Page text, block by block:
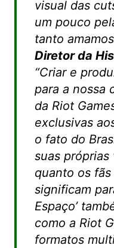
visual das
um pouco
tanto
Diretor da
“Criar e
para a nossa
da Riot
exclusivas
o fato do
suas
quanto os
significam
Espaço’
como a Riot
formatos